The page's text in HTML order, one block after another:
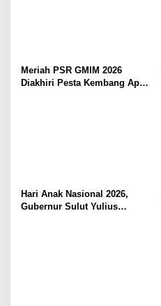
Meriah PSR GMIM 2026
Diakhiri Pesta Kembang Api,
Hari Anak Nasional 2026,
Gubernur Sulut Yulius